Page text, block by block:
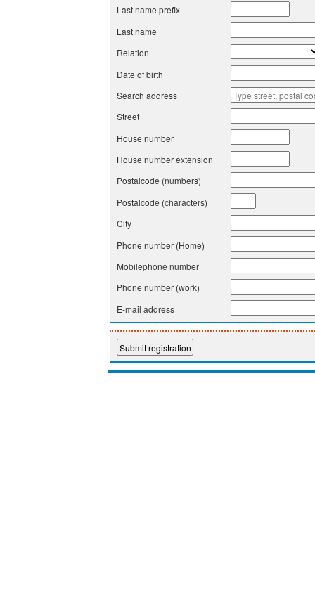
Last name prefix
Last name
Relation
Date of birth
Search address
Street
House number
House number extension
Postalcode (numbers)
Postalcode (characters)
City
Phone number (Home)
Mobilephone number
Phone number (work)
E-mail address